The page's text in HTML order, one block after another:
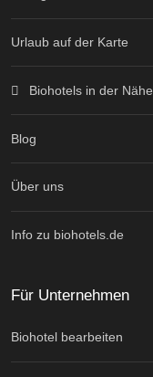
Urlaub auf der Karte
Biohotels in der Nähe
Blog
Über uns
Info zu biohotels.de
Für Unternehmen
Biohotel bearbeiten